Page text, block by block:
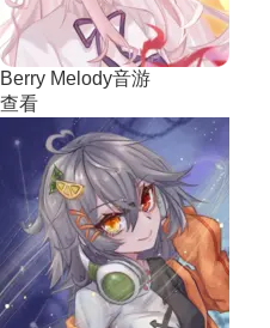
Berry Melody音游
查看